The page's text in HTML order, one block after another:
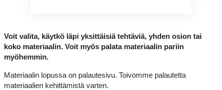
Voit valita, käytkö läpi yksittäisiä tehtäviä, yhden osion tai
koko materiaalin. Voit myös palata materiaalin pariin
myöhemmin.
Materiaalin lopussa on palautesivu. Toivomme palautetta
materiaalien kehittämistä varten.